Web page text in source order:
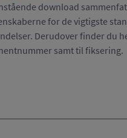
download
for de vigtigste
Derudover finder du
samt til fiksering.